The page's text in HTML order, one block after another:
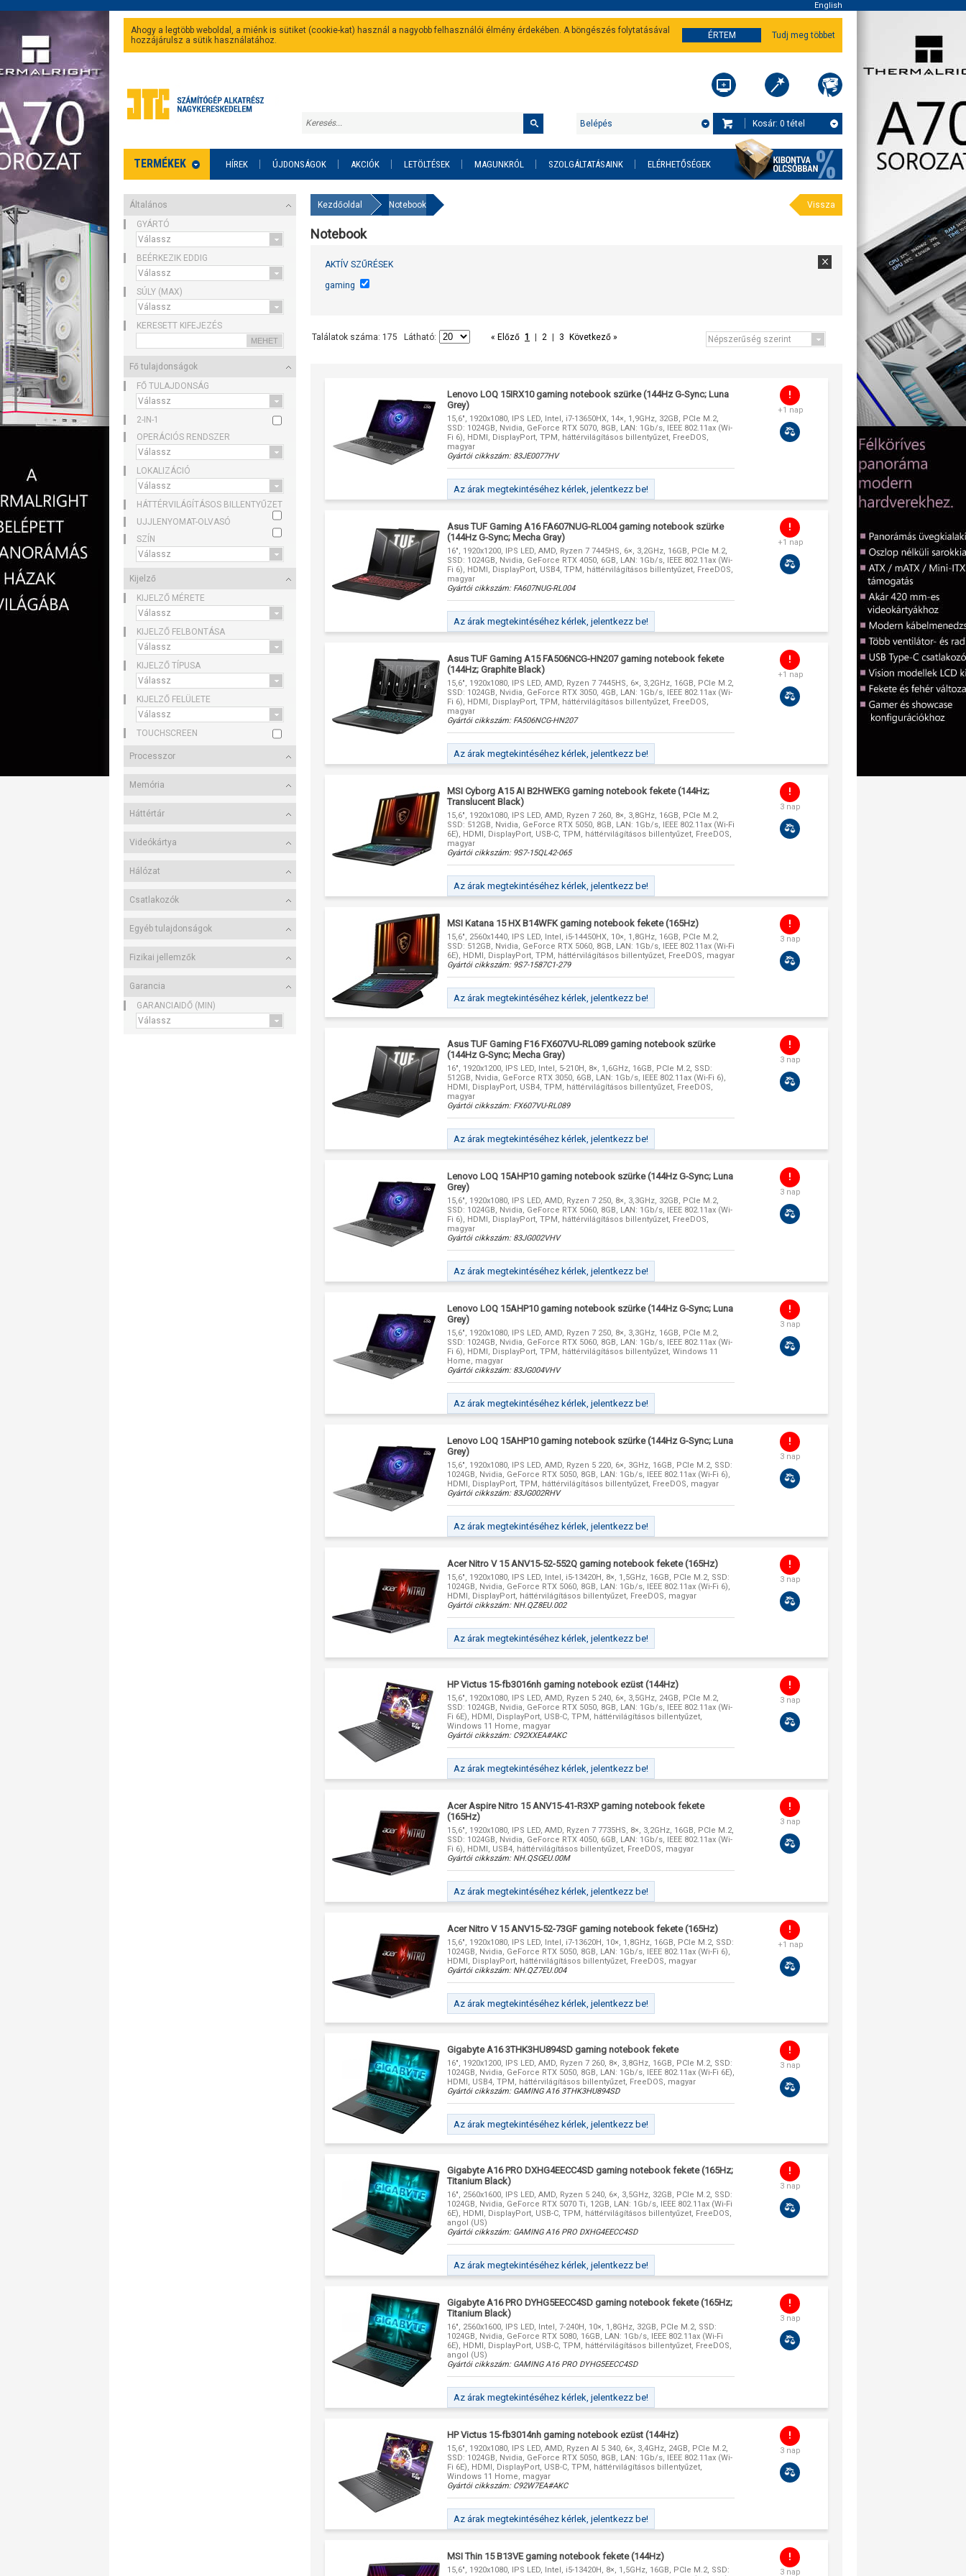
English
Ahogy a legtöbb weboldal, a miénk is sütiket (cookie-kat) használ a nagyobb felhasználói élmény érdekében. A böngészés folytatásával
hozzájárulsz a sütik használatához.
ÉRTEM Tudj meg többet
Kosár: 0 tétel
Belépés
TERMÉKEK HÍREK ÚJDONSÁGOK AKCIÓK LETÖLTÉSEK MAGUNKRÓL SZOLGÁLTATÁSAINK ELÉRHETŐSÉGEK
Általános
GYÁRTÓ
BEÉRKEZIK EDDIG
SÚLY (MAX)
KERESETT KIFEJEZÉS
Fő tulajdonságok
FŐ TULAJDONSÁG
2-IN-1
OPERÁCIÓS RENDSZER
LOKALIZÁCIÓ
HÁTTÉRVILÁGÍTÁSOS BILLENTYŰZET
UJJLENYOMAT-OLVASÓ
SZÍN
Kijelző
KIJELZŐ MÉRETE
KIJELZŐ FELBONTÁSA
KIJELZŐ TÍPUSA
KIJELZŐ FELÜLETE
TOUCHSCREEN
Processzor
Memória
Háttértár
Videókártya
Hálózat
Csatlakozók
Egyéb tulajdonságok
Fizikai jellemzők
Garancia
GARANCIAIDŐ (MIN)
Kezdőoldal Notebook Vissza
Notebook
AKTÍV SZŰRÉSEK
gaming
Találatok száma: 175 Látható: « Előző 1 2 3 Következő »
Lenovo LOQ 15IRX10 gaming notebook szürke (144Hz G-Sync; Luna
Grey)
15,6", 1920x1080, IPS LED, Intel, i7-13650HX, 14×, 1,9GHz, 32GB, PCIe M.2,
SSD: 1024GB, Nvidia, GeForce RTX 5070, 8GB, LAN: 1Gb/s, IEEE 802.11ax (Wi-
Fi 6), HDMI, DisplayPort, TPM, háttérvilágításos billentyűzet, FreeDOS,
magyar
Gyártói cikkszám: 83JE0077HV
Az árak megtekintéséhez kérlek, jelentkezz be!
+1 nap
Asus TUF Gaming A16 FA607NUG-RL004 gaming notebook szürke
(144Hz G-Sync; Mecha Gray)
16", 1920x1200, IPS LED, AMD, Ryzen 7 7445HS, 6×, 3,2GHz, 16GB, PCIe M.2,
SSD: 1024GB, Nvidia, GeForce RTX 4050, 6GB, LAN: 1Gb/s, IEEE 802.11ax (Wi-
Fi 6), HDMI, DisplayPort, USB4, TPM, háttérvilágításos billentyűzet, FreeDOS,
magyar
Gyártói cikkszám: FA607NUG-RL004
Az árak megtekintéséhez kérlek, jelentkezz be!
+1 nap
Asus TUF Gaming A15 FA506NCG-HN207 gaming notebook fekete
(144Hz; Graphite Black)
15,6", 1920x1080, IPS LED, AMD, Ryzen 7 7445HS, 6×, 3,2GHz, 16GB, PCIe M.2,
SSD: 1024GB, Nvidia, GeForce RTX 3050, 4GB, LAN: 1Gb/s, IEEE 802.11ax (Wi-
Fi 6), HDMI, DisplayPort, TPM, háttérvilágításos billentyűzet, FreeDOS,
magyar
Gyártói cikkszám: FA506NCG-HN207
Az árak megtekintéséhez kérlek, jelentkezz be!
+1 nap
MSI Cyborg A15 AI B2HWEKG gaming notebook fekete (144Hz;
Translucent Black)
15,6", 1920x1080, IPS LED, AMD, Ryzen 7 260, 8×, 3,8GHz, 16GB, PCIe M.2,
SSD: 512GB, Nvidia, GeForce RTX 5050, 8GB, LAN: 1Gb/s, IEEE 802.11ax (Wi-Fi
6E), HDMI, DisplayPort, USB-C, TPM, háttérvilágításos billentyűzet, FreeDOS,
magyar
Gyártói cikkszám: 9S7-15QL42-065
Az árak megtekintéséhez kérlek, jelentkezz be!
3 nap
MSI Katana 15 HX B14WFK gaming notebook fekete (165Hz)
15,6", 2560x1440, IPS LED, Intel, i5-14450HX, 10×, 1,8GHz, 16GB, PCIe M.2,
SSD: 512GB, Nvidia, GeForce RTX 5060, 8GB, LAN: 1Gb/s, IEEE 802.11ax (Wi-Fi
6E), HDMI, DisplayPort, TPM, háttérvilágításos billentyűzet, FreeDOS, magyar
Gyártói cikkszám: 9S7-1587C1-279
Az árak megtekintéséhez kérlek, jelentkezz be!
3 nap
Asus TUF Gaming F16 FX607VU-RL089 gaming notebook szürke
(144Hz G-Sync; Mecha Gray)
16", 1920x1200, IPS LED, Intel, 5-210H, 8×, 1,6GHz, 16GB, PCIe M.2, SSD:
512GB, Nvidia, GeForce RTX 3050, 6GB, LAN: 1Gb/s, IEEE 802.11ax (Wi-Fi 6),
HDMI, DisplayPort, USB4, TPM, háttérvilágításos billentyűzet, FreeDOS,
magyar
Gyártói cikkszám: FX607VU-RL089
Az árak megtekintéséhez kérlek, jelentkezz be!
3 nap
Lenovo LOQ 15AHP10 gaming notebook szürke (144Hz G-Sync; Luna
Grey)
15,6", 1920x1080, IPS LED, AMD, Ryzen 7 250, 8×, 3,3GHz, 32GB, PCIe M.2,
SSD: 1024GB, Nvidia, GeForce RTX 5060, 8GB, LAN: 1Gb/s, IEEE 802.11ax (Wi-
Fi 6), HDMI, DisplayPort, TPM, háttérvilágításos billentyűzet, FreeDOS,
magyar
Gyártói cikkszám: 83JG002VHV
Az árak megtekintéséhez kérlek, jelentkezz be!
3 nap
Lenovo LOQ 15AHP10 gaming notebook szürke (144Hz G-Sync; Luna
Grey)
15,6", 1920x1080, IPS LED, AMD, Ryzen 7 250, 8×, 3,3GHz, 16GB, PCIe M.2,
SSD: 1024GB, Nvidia, GeForce RTX 5060, 8GB, LAN: 1Gb/s, IEEE 802.11ax (Wi-
Fi 6), HDMI, DisplayPort, TPM, háttérvilágításos billentyűzet, Windows 11
Home, magyar
Gyártói cikkszám: 83JG004VHV
Az árak megtekintéséhez kérlek, jelentkezz be!
3 nap
Lenovo LOQ 15AHP10 gaming notebook szürke (144Hz G-Sync; Luna
Grey)
15,6", 1920x1080, IPS LED, AMD, Ryzen 5 220, 6×, 3GHz, 16GB, PCIe M.2, SSD:
1024GB, Nvidia, GeForce RTX 5050, 8GB, LAN: 1Gb/s, IEEE 802.11ax (Wi-Fi 6),
HDMI, DisplayPort, TPM, háttérvilágításos billentyűzet, FreeDOS, magyar
Gyártói cikkszám: 83JG002RHV
Az árak megtekintéséhez kérlek, jelentkezz be!
3 nap
Acer Nitro V 15 ANV15-52-552Q gaming notebook fekete (165Hz)
15,6", 1920x1080, IPS LED, Intel, i5-13420H, 8×, 1,5GHz, 16GB, PCIe M.2, SSD:
1024GB, Nvidia, GeForce RTX 5060, 8GB, LAN: 1Gb/s, IEEE 802.11ax (Wi-Fi 6),
HDMI, DisplayPort, háttérvilágításos billentyűzet, FreeDOS, magyar
Gyártói cikkszám: NH.QZ8EU.002
Az árak megtekintéséhez kérlek, jelentkezz be!
3 nap
HP Victus 15-fb3016nh gaming notebook ezüst (144Hz)
15,6", 1920x1080, IPS LED, AMD, Ryzen 5 240, 6×, 3,5GHz, 24GB, PCIe M.2,
SSD: 1024GB, Nvidia, GeForce RTX 5050, 8GB, LAN: 1Gb/s, IEEE 802.11ax (Wi-
Fi 6E), HDMI, DisplayPort, USB-C, TPM, háttérvilágításos billentyűzet,
Windows 11 Home, magyar
Gyártói cikkszám: C92XXEA#AKC
Az árak megtekintéséhez kérlek, jelentkezz be!
3 nap
Acer Aspire Nitro 15 ANV15-41-R3XP gaming notebook fekete
(165Hz)
15,6", 1920x1080, IPS LED, AMD, Ryzen 7 7735HS, 8×, 3,2GHz, 16GB, PCIe M.2,
SSD: 1024GB, Nvidia, GeForce RTX 4050, 6GB, LAN: 1Gb/s, IEEE 802.11ax (Wi-
Fi 6), HDMI, USB4, háttérvilágításos billentyűzet, FreeDOS, magyar
Gyártói cikkszám: NH.QSGEU.00M
Az árak megtekintéséhez kérlek, jelentkezz be!
3 nap
Acer Nitro V 15 ANV15-52-73GF gaming notebook fekete (165Hz)
15,6", 1920x1080, IPS LED, Intel, i7-13620H, 10×, 1,8GHz, 16GB, PCIe M.2, SSD:
1024GB, Nvidia, GeForce RTX 5050, 8GB, LAN: 1Gb/s, IEEE 802.11ax (Wi-Fi 6),
HDMI, DisplayPort, háttérvilágításos billentyűzet, FreeDOS, magyar
Gyártói cikkszám: NH.QZ7EU.004
Az árak megtekintéséhez kérlek, jelentkezz be!
+1 nap
Gigabyte A16 3THK3HU894SD gaming notebook fekete
16", 1920x1200, IPS LED, AMD, Ryzen 7 260, 8×, 3,8GHz, 16GB, PCIe M.2, SSD:
1024GB, Nvidia, GeForce RTX 5050, 8GB, LAN: 1Gb/s, IEEE 802.11ax (Wi-Fi 6E),
HDMI, USB4, TPM, háttérvilágításos billentyűzet, FreeDOS, magyar
Gyártói cikkszám: GAMING A16 3THK3HU894SD
Az árak megtekintéséhez kérlek, jelentkezz be!
3 nap
Gigabyte A16 PRO DXHG4EECC4SD gaming notebook fekete (165Hz;
Titanium Black)
16", 2560x1600, IPS LED, AMD, Ryzen 5 240, 6×, 3,5GHz, 32GB, PCIe M.2, SSD:
1024GB, Nvidia, GeForce RTX 5070 Ti, 12GB, LAN: 1Gb/s, IEEE 802.11ax (Wi-Fi
6E), HDMI, DisplayPort, USB-C, TPM, háttérvilágításos billentyűzet, FreeDOS,
angol (US)
Gyártói cikkszám: GAMING A16 PRO DXHG4EECC4SD
Az árak megtekintéséhez kérlek, jelentkezz be!
3 nap
Gigabyte A16 PRO DYHG5EECC4SD gaming notebook fekete (165Hz;
Titanium Black)
16", 2560x1600, IPS LED, Intel, 7-240H, 10×, 1,8GHz, 32GB, PCIe M.2, SSD:
1024GB, Nvidia, GeForce RTX 5080, 16GB, LAN: 1Gb/s, IEEE 802.11ax (Wi-Fi
6E), HDMI, DisplayPort, USB-C, TPM, háttérvilágításos billentyűzet, FreeDOS,
angol (US)
Gyártói cikkszám: GAMING A16 PRO DYHG5EECC4SD
Az árak megtekintéséhez kérlek, jelentkezz be!
3 nap
HP Victus 15-fb3014nh gaming notebook ezüst (144Hz)
15,6", 1920x1080, IPS LED, AMD, Ryzen AI 5 340, 6×, 3,4GHz, 24GB, PCIe M.2,
SSD: 1024GB, Nvidia, GeForce RTX 5050, 8GB, LAN: 1Gb/s, IEEE 802.11ax (Wi-
Fi 6E), HDMI, DisplayPort, USB-C, TPM, háttérvilágításos billentyűzet,
Windows 11 Home, magyar
Gyártói cikkszám: C92W7EA#AKC
Az árak megtekintéséhez kérlek, jelentkezz be!
3 nap
MSI Thin 15 B13VE gaming notebook fekete (144Hz)
15,6", 1920x1080, IPS LED, Intel, i5-13420H, 8×, 1,5GHz, 16GB, PCIe M.2, SSD:
3 nap